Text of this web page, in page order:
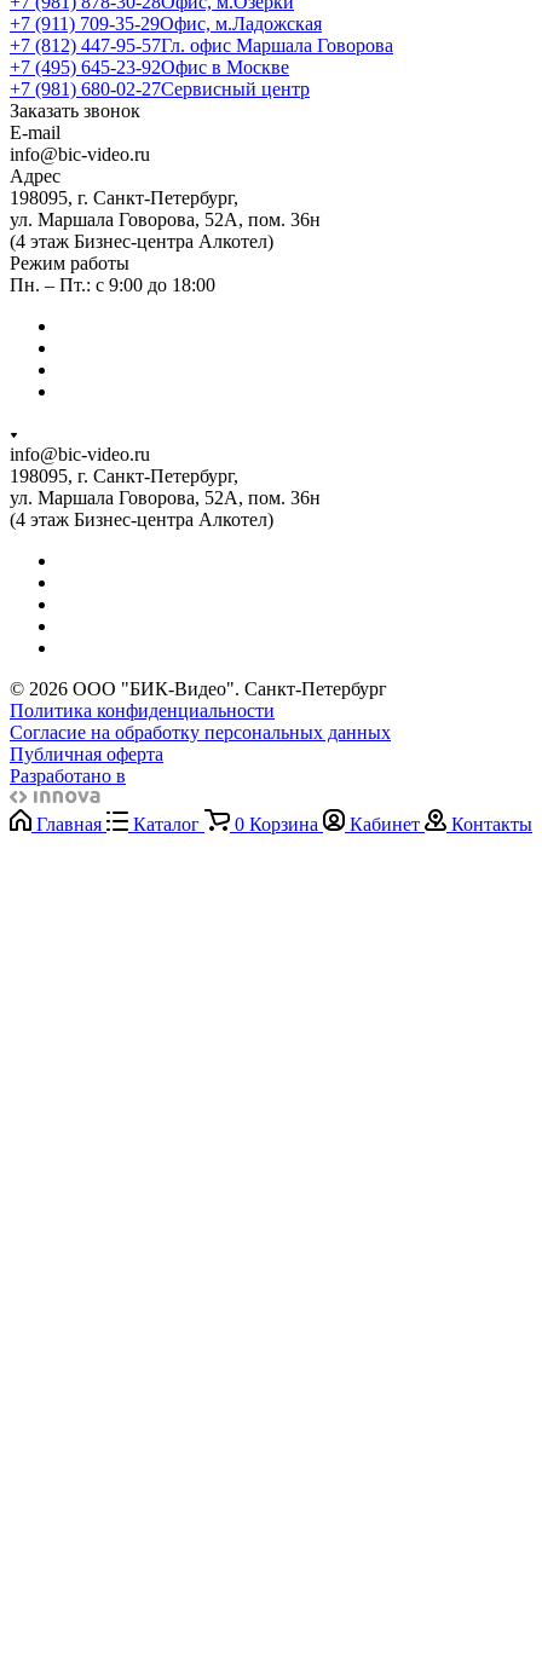
+7 (911) 709-35-29Офис, м.Ладожская
+7 (812) 447-95-57Гл. офис Маршала Говорова
+7 (495) 645-23-92Офис в Москве
+7 (981) 680-02-27Сервисный центр
Заказать звонок
E-mail
info@bic-video.ru
Адрес
198095, г. Санкт-Петербург,
ул. Маршала Говорова, 52А, пом. 36н
(4 этаж Бизнес-центра Алкотел)
Режим работы
Пн. – Пт.: с 9:00 до 18:00
info@bic-video.ru
198095, г. Санкт-Петербург,
ул. Маршала Говорова, 52А, пом. 36н
(4 этаж Бизнес-центра Алкотел)
© 2026 ООО "БИК-Видео". Санкт-Петербург
Политика конфиденциальности
Согласие на обработку персональных данных
Публичная оферта
Разработано в
Главная Каталог 0 Корзина Кабинет Контакты